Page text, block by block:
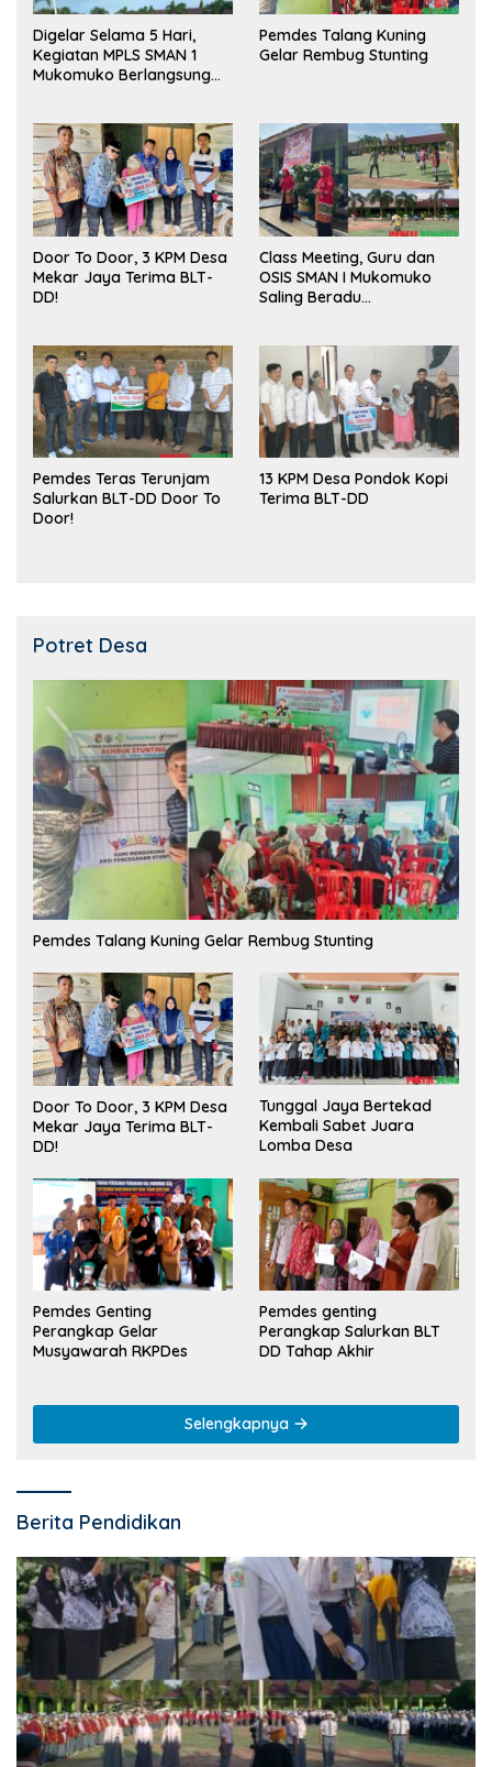
Digelar Selama 5 Hari,
Kegiatan MPLS SMAN 1
Mukomuko Berlangsung
Pemdes Talang Kuning
Gelar Rembug Stunting
Door To Door, 3 KPM Desa
Mekar Jaya Terima BLT-
DD!
Class Meeting, Guru dan
OSIS SMAN I Mukomuko
Saling Beradu
Pemdes Teras Terunjam
Salurkan BLT-DD Door To
Door!
13 KPM Desa Pondok Kopi
Terima BLT-DD
Potret Desa
Pemdes Talang Kuning Gelar Rembug Stunting
Door To Door, 3 KPM Desa
Mekar Jaya Terima BLT-
DD!
Tunggal Jaya Bertekad
Kembali Sabet Juara
Lomba Desa
Pemdes Genting
Perangkap Gelar
Musyawarah RKPDes
Pemdes genting
Perangkap Salurkan BLT
DD Tahap Akhir
Selengkapnya
Berita Pendidikan